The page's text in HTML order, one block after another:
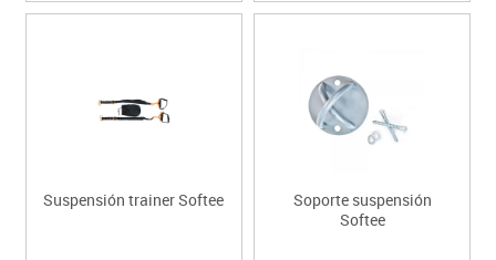
Suspensión trainer Softee
Soporte suspensión
Softee